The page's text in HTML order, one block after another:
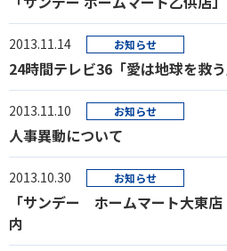
2013.11.14 お知らせ
24時間テレビ36「愛は地球を救
2013.11.10 お知らせ
人事異動について
2013.10.30 お知らせ
「サンデー ホームマート大東
内